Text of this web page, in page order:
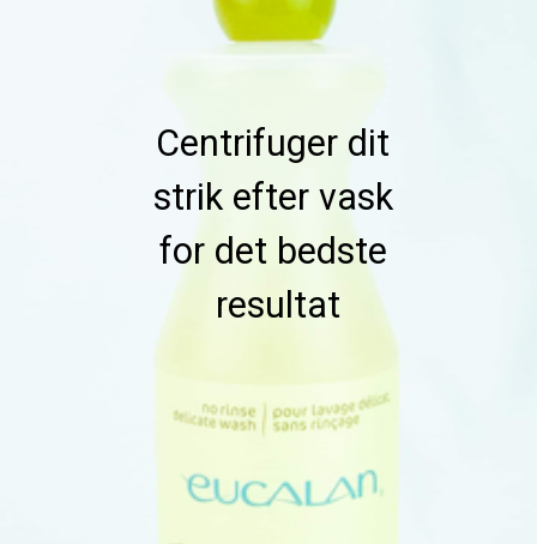
Centrifuger dit
strik efter vask
for det bedste
resultat